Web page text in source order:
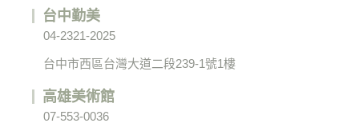
台中勤美
04-2321-2025
台中市西區台灣大道二段239-1號1樓
高雄美術館
07-553-0036